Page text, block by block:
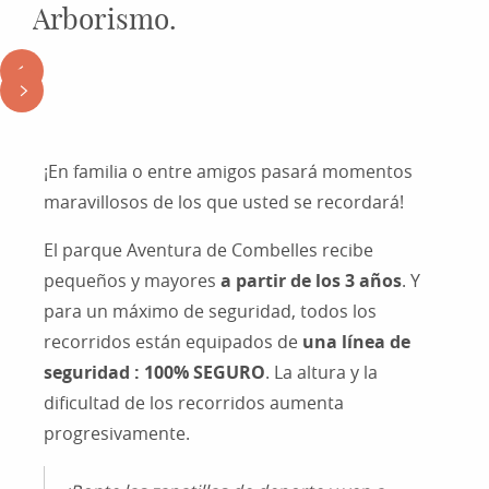
Arborismo.
¡En familia o entre amigos pasará momentos
maravillosos de los que usted se recordará!
El parque Aventura de Combelles recibe
pequeños y mayores a partir de los 3 años. Y
para un máximo de seguridad, todos los
recorridos están equipados de una línea de
seguridad : 100% SEGURO. La altura y la
dificultad de los recorridos aumenta
progresivamente.